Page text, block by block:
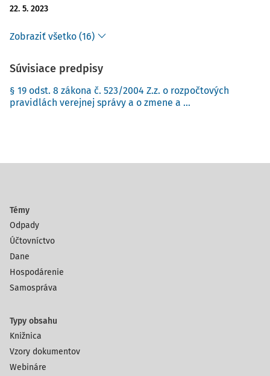
22. 5. 2023
Zobraziť všetko (16)
Súvisiace predpisy
§ 19 odst. 8 zákona č. 523/2004 Z.z. o rozpočtových
pravidlách verejnej správy a o zmene a ...
Témy
Odpady
Účtovníctvo
Dane
Hospodárenie
Samospráva
Typy obsahu
Knižnica
Vzory dokumentov
Webináre